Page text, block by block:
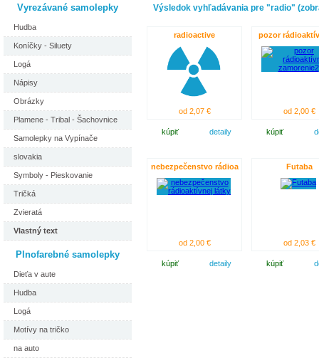
Vyrezávané samolepky
Hudba
Koníčky - Siluety
Logá
Nápisy
Obrázky
Plamene - Tribal - Šachovnice
Samolepky na Vypínače
slovakia
Symboly - Pieskovanie
Tričká
Zvieratá
Vlastný text
Plnofarebné samolepky
Dieťa v aute
Hudba
Logá
Motívy na tričko
na auto
Výsledok vyhľadávania pre "radio"
radioactive
od 2,07 €
kúpiť detaily
pozor
od 2,00 €
kúpiť
nebezpečenstvo rádioa
od 2,00 €
kúpiť detaily
Futaba
od 2,03 €
kúpiť